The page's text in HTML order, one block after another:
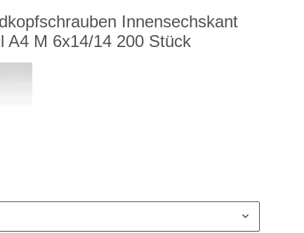
Innensechskant
A4 M 6x14/14 200 Stück